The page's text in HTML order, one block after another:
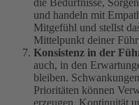
die Bedürfnisse,
und handeln mit
Mitgefühl und stellst
Mittelpunkt deiner
Konsistenz in der
auch, in den
bleiben.
Prioritäten können